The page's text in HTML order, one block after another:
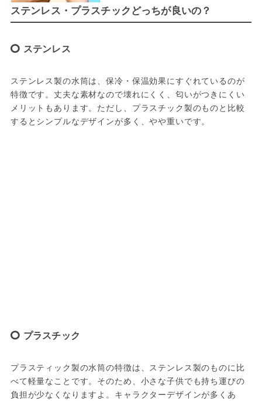
ステンレス・プラスチックどっちが良いの？
ステンレス
ステンレス製の水筒は、保冷・保温効果にすぐれているのが
特徴です。丈夫な素材なので壊れにくく、匂いがつきにくい
メリットもあります。ただし、プラスチック製のものと比較
するとシンプルなデザインが多く、やや重いです。
プラスチック
プラスティック製の水筒の特徴は、ステンレス製のものに比
べて軽量なことです。そのため、小さな子供でも持ち運びの
負担が少なくなりますよ。キャラクターデザインが多くあ